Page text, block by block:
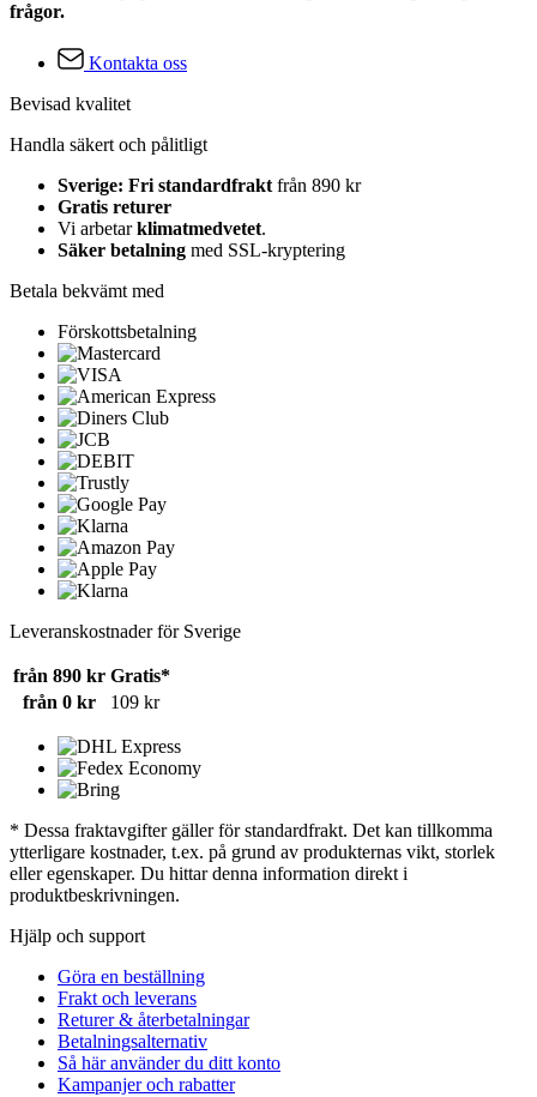
frågor.
Kontakta oss
Bevisad kvalitet
Handla säkert och pålitligt
Sverige: Fri standardfrakt från 890 kr
Gratis returer
Vi arbetarklimatmedvetet.
Säker betalning med SSL-kryptering
Betala bekvämt med
Förskottsbetalning
Leveranskostnader för Sverige
från 890 kr Gratis*
från 0 kr
109 kr
* Dessa fraktavgifter gäller för standardfrakt. Det kan tillkomma
ytterligare kostnader, t.ex. på grund av produkternas vikt, storlek
eller egenskaper. Du hittar denna information direkt i
produktbeskrivningen.
Hjälp och support
Göra en beställning
Frakt och leverans
Returer & återbetalningar
Betalningsalternativ
Så här använder du ditt konto
Kampanjer och rabatter